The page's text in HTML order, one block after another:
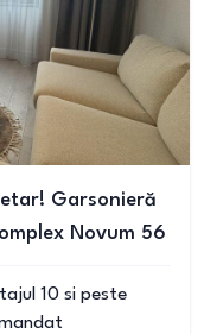
Garsonieră
Novum 56
10 si peste